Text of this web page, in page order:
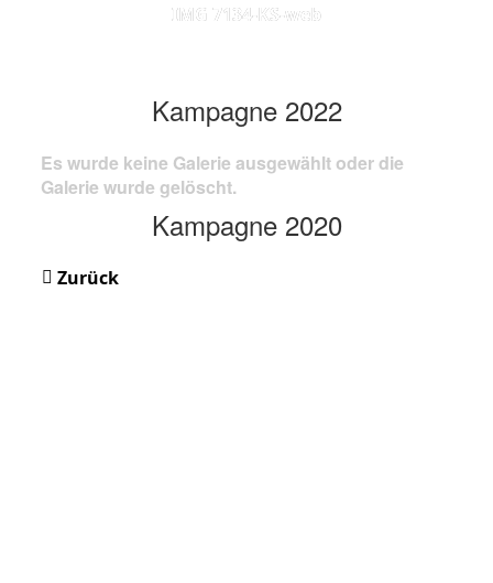
IMG 7134-KS-web
Kampagne 2022
Es wurde keine Galerie ausgewählt oder die
Galerie wurde gelöscht.
Kampagne 2020
Zurück